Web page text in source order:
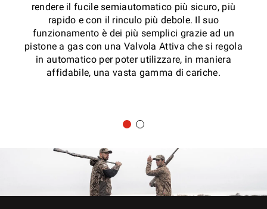
rendere il fucile semiautomatico più sicuro, più
rapido e con il rinculo più debole. Il suo
funzionamento è dei più semplici grazie ad un
pistone a gas con una Valvola Attiva che si regola
in automatico per poter utilizzare, in maniera
affidabile, una vasta gamma di cariche.